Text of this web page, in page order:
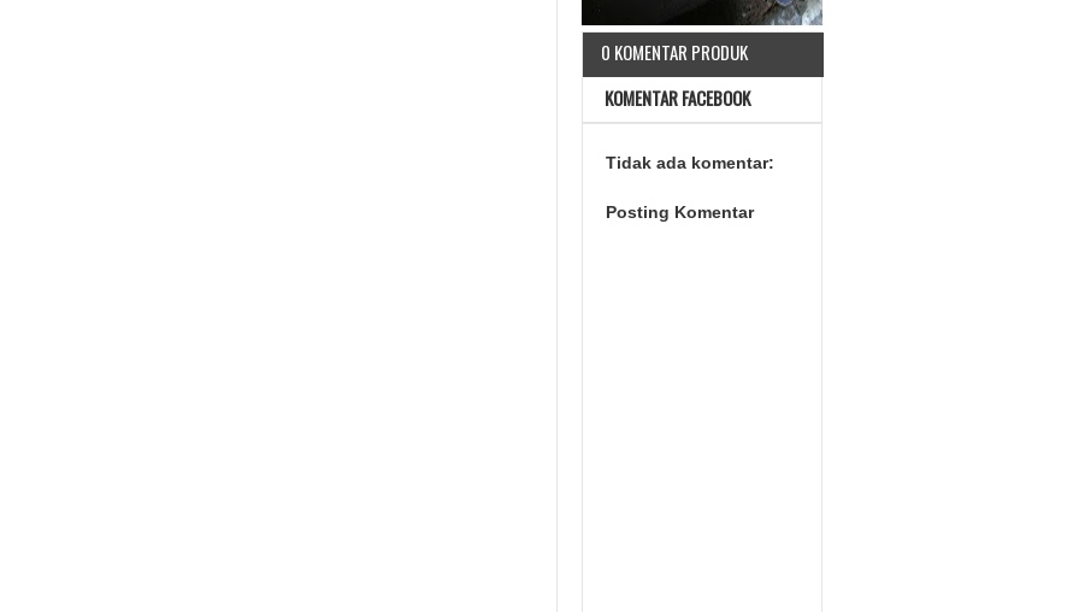
0 KOMENTAR PRODUK
KOMENTAR FACEBOOK
Tidak ada komentar:
Posting Komentar